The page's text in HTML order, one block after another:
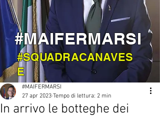
In arrivo le botteghe dei
#MAIFERMARSI
27 apr 2023 Tempo di lettura: 2 min
#MAIFERMARSI
#SQUADRACANAVES
E